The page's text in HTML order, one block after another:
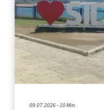
09.07.2026 - 10 Min.